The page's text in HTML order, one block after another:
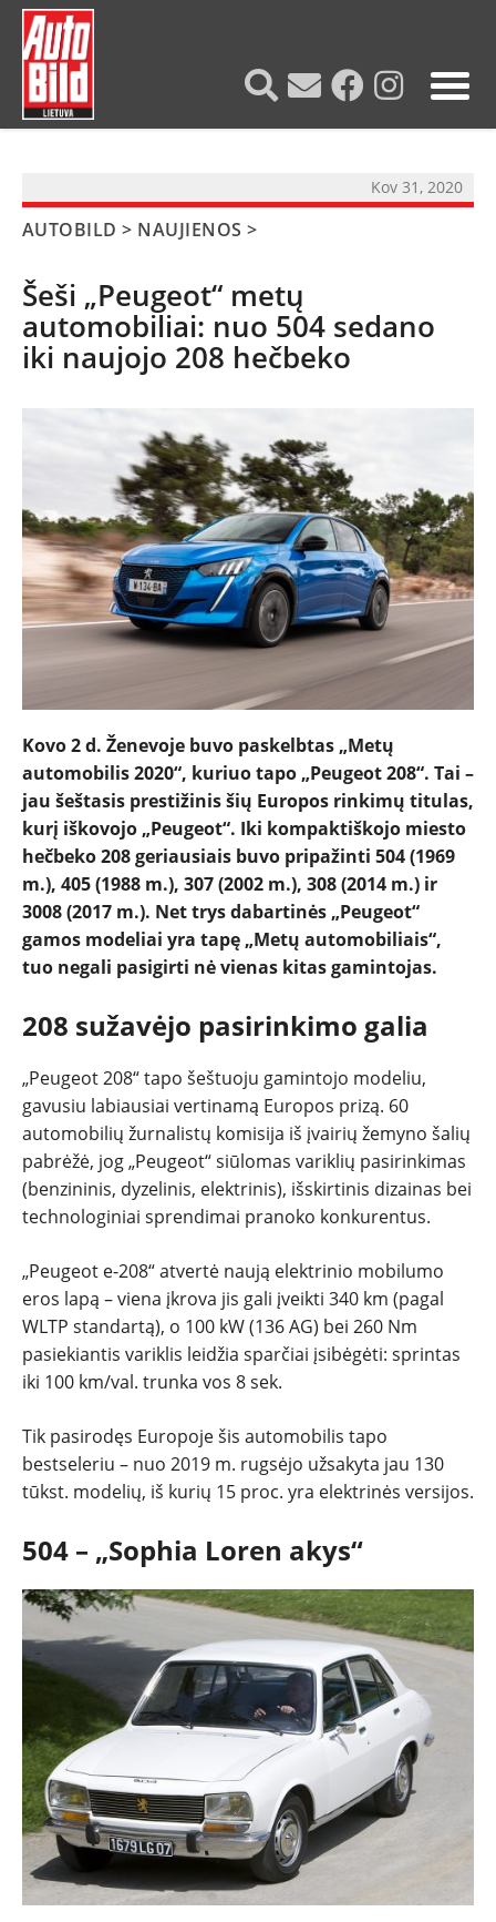
NAUJIENOS
TESTAI
NAUJI
NAUDOTI
REPORTAŽAI
SPORTAS
PATARIMAI
ĮVAIRENYBĖS
Kov 31, 2020
AUTOBILD > NAUJIENOS >
Šeši „Peugeot“ metų
automobiliai: nuo 504 sedano
iki naujojo 208 hečbeko
Kovo 2 d. Ženevoje buvo paskelbtas „Metų
automobilis 2020“, kuriuo tapo „Peugeot 208“. Tai –
jau šeštasis prestižinis šių Europos rinkimų titulas,
kurį iškovojo „Peugeot“. Iki kompaktiškojo miesto
hečbeko 208 geriausiais buvo pripažinti 504 (1969
m.), 405 (1988 m.), 307 (2002 m.), 308 (2014 m.) ir
3008 (2017 m.). Net trys dabartinės „Peugeot“
gamos modeliai yra tapę „Metų automobiliais“,
tuo negali pasigirti nė vienas kitas gamintojas.
208 sužavėjo pasirinkimo galia
„Peugeot 208“ tapo šeštuoju gamintojo modeliu,
gavusiu labiausiai vertinamą Europos prizą. 60
automobilių žurnalistų komisija iš įvairių žemyno šalių
pabrėžė, jog „Peugeot“ siūlomas variklių pasirinkimas
(benzininis, dyzelinis, elektrinis), išskirtinis dizainas bei
technologiniai sprendimai pranoko konkurentus.
„Peugeot e-208“ atvertė naują elektrinio mobilumo
eros lapą – viena įkrova jis gali įveikti 340 km (pagal
WLTP standartą), o 100 kW (136 AG) bei 260 Nm
pasiekiantis variklis leidžia sparčiai įsibėgėti: sprintas
iki 100 km/val. trunka vos 8 sek.
Tik pasirodęs Europoje šis automobilis tapo
bestseleriu – nuo 2019 m. rugsėjo užsakyta jau 130
tūkst. modelių, iš kurių 15 proc. yra elektrinės versijos.
504 – „Sophia Loren akys“